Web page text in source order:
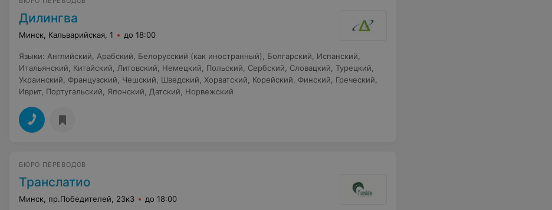
Дилингва
Минск, Кальварийская, 1 до 18:00
Языки: Английский Арабский Белорусский (как иностранный) Болгарский Испанский
Итальянский
Китайский Литовский Немецкий Польский Сербский Словацкий Турецкий
Украинский
Французский Чешский Шведский Хорватский Корейский Финский Греческий
Иврит, Португальский Японский Датский Норвежский
БЮРО ПЕРЕВОДОВ
Транслатио
Минск, пр.Победителей, 23к3 до 18:00